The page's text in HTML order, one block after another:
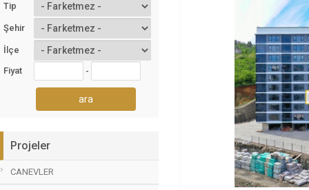
Tip
Şehir
İlçe
Fiyat
-
Projeler
CANEVLER